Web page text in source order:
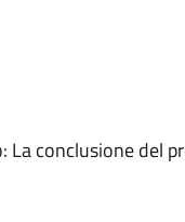
conclusione del